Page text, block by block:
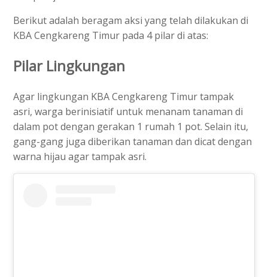
Berikut adalah beragam aksi yang telah dilakukan di
KBA Cengkareng Timur pada 4 pilar di atas:
Pilar Lingkungan
Agar lingkungan KBA Cengkareng Timur tampak
asri, warga berinisiatif untuk menanam tanaman di
dalam pot dengan gerakan 1 rumah 1 pot. Selain itu,
gang-gang juga diberikan tanaman dan dicat dengan
warna hijau agar tampak asri.